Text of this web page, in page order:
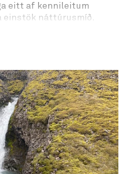
eitt af kennileitum
einstök náttúrusmíð.